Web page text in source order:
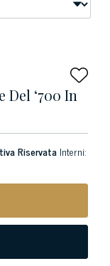
‘700 In
Riservata Interni: